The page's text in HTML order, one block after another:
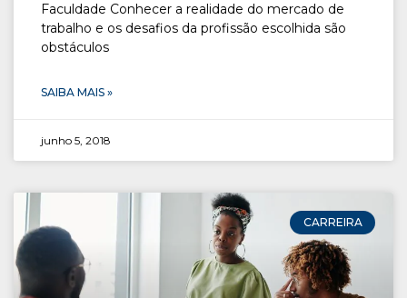
Faculdade Conhecer a realidade do mercado de
trabalho e os desafios da profissão escolhida são
obstáculos
SAIBA MAIS »
junho 5, 2018
CARREIRA